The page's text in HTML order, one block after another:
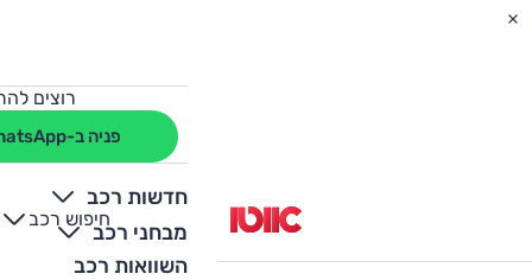
רוצים
פניה ב-WhatsApp
חדשות רכב
מבחני רכב
השוואות רכב
חיפוש רכב
+
-